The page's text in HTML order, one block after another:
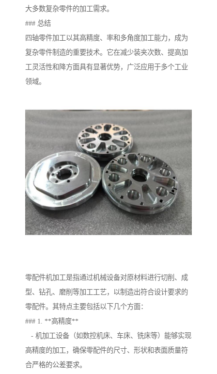
大多数复杂零件的加工需求。
### 总结
四轴零件加工以其高精度、率和多角度加工能力，成为
复杂零件制造的重要技术。它在减少装夹次数、提高加
工灵活性和降方面具有显著优势，广泛应用于多个工业
领域。
零配件机加工是指通过机械设备对原材料进行切削、成
型、钻孔、磨削等加工工艺，以制造出符合设计要求的
零配件。其特点主要包括以下几个方面：
### 1. **高精度**
- 机加工设备（如数控机床、车床、铣床等）能够实现
高精度的加工，确保零配件的尺寸、形状和表面质量符
合严格的公差要求。